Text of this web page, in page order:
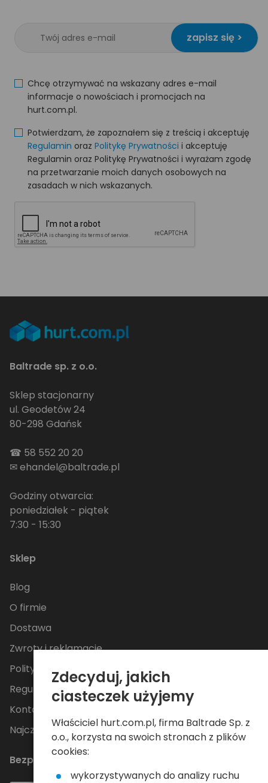
zapisz się >
Chcę otrzymywać na wskazany adres e-mail
informacje o nowościach i promocjach na
hurt.com.pl.
Potwierdzam, że zapoznałem się z treścią i akceptuję
Regulamin oraz Politykę Prywatności i akceptuję
Regulamin oraz Politykę Prywatności i wyrażam zgodę
na przetwarzanie moich danych osobowych na
zasadach w nich wskazanych.
Baltrade sp. z o.o.
Sklep stacjonarny
ul. Geodetów 24
80-298 Gdańsk
☎ 58 552 20 20
✉ehandel@baltrade.pl
Godziny otwarcia:
poniedziałek - piątek
7:30 - 15:30
Sklep
Blog
O firmie
Dostawa
Zwroty i reklamacje
Polityka Prywatności
Regulamin
Kontakt
Najczęściej zadawane pytania
Bezpieczne płatności
Zdecyduj, jakich
ciasteczek użyjemy
Właściciel hurt.com.pl, firma Baltrade Sp. z
o.o., korzysta na swoich stronach z plików
cookies:
wykorzystywanych do analizy ruchu